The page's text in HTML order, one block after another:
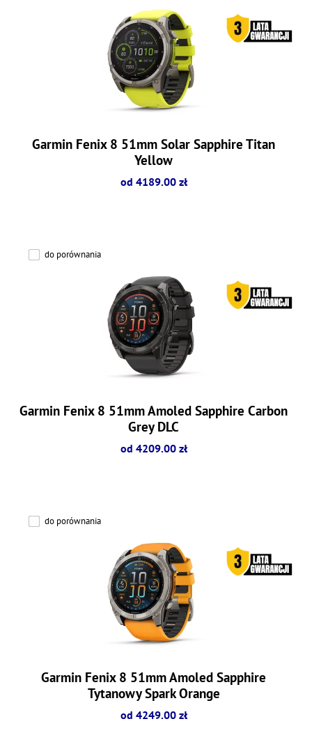
Garmin Fenix 8 51mm Solar Sapphire Titan
Yellow
od 4189.00 zł
do porównania
Garmin Fenix 8 51mm Amoled Sapphire Carbon
Grey DLC
od 4209.00 zł
do porównania
Garmin Fenix 8 51mm Amoled Sapphire
Tytanowy Spark Orange
od 4249.00 zł